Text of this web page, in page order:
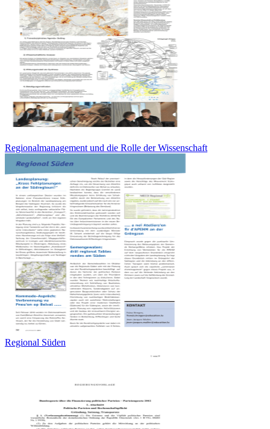
Regionalmanagement und die Rolle der Wissenschaft
Regional Süden